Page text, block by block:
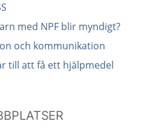
med NPF blir myndigt?
och kommunikation
till att få ett hjälpmedel